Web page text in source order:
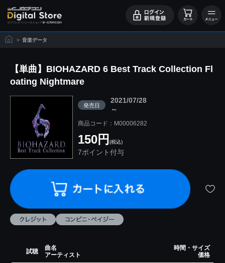
> 音楽データ
【単曲】BIOHAZARD 6 Best Track Collection Fl
oating Nightmare
発売日
2021/07/28
～
商品コード：M00006282
150円 (税込)
7ポイント付与
試聴
曲名
アーティスト
時間・サイズ
価格